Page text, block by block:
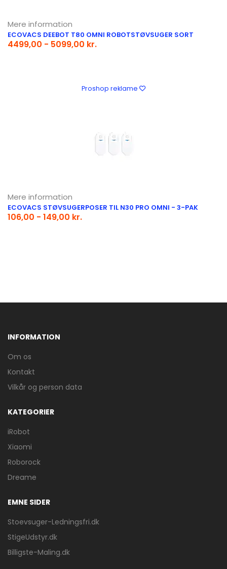
Mere information
ECOVACS DEEBOT T80 OMNI ROBOTSTØVSUGER SORT
4499,00 - 5099,00 kr.
Proshop reklame
Mere information
ECOVACS STØVSUGERPOSER TIL N30 PRO OMNI - 3-PAK
106,00 - 149,00 kr.
INFORMATION
Om os
Kontakt
Vilkår og person data
KATEGORIER
iRobot
Xiaomi
Roborock
Dreame
EMNE SIDER
Stoevsuger-Ledningsfri.dk
StigeUdstyr.dk
Billigste-Maling.dk